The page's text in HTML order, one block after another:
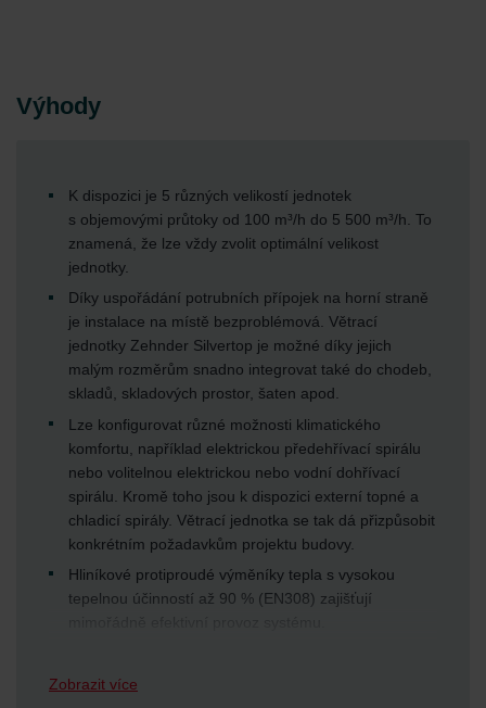
Výhody
K dispozici je 5 různých velikostí jednotek
s objemovými průtoky od 100 m³/h do 5 500 m³/h. To
znamená, že lze vždy zvolit optimální velikost
jednotky.
Díky uspořádání potrubních přípojek na horní straně
je instalace na místě bezproblémová. Větrací
jednotky Zehnder Silvertop je možné díky jejich
malým rozměrům snadno integrovat také do chodeb,
skladů, skladových prostor, šaten apod.
Lze konfigurovat různé možnosti klimatického
komfortu, například elektrickou předehřívací spirálu
nebo volitelnou elektrickou nebo vodní dohřívací
spirálu. Kromě toho jsou k dispozici externí topné a
chladicí spirály. Větrací jednotka se tak dá přizpůsobit
konkrétním požadavkům projektu budovy.
Hliníkové protiproudé výměníky tepla s vysokou
tepelnou účinností až 90 % (EN308) zajišťují
velmi nízkou spotřebou energie, vybavené EC motory
Zobrazit více